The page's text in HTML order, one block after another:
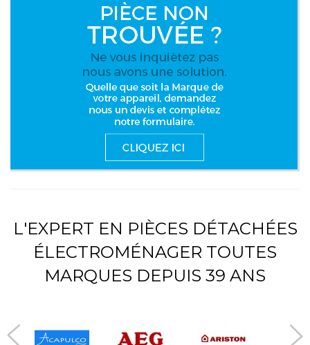
L'EXPERT EN PIÈCES DÉTACHÉES
ÉLECTROMÉNAGER TOUTES
MARQUES DEPUIS 39 ANS